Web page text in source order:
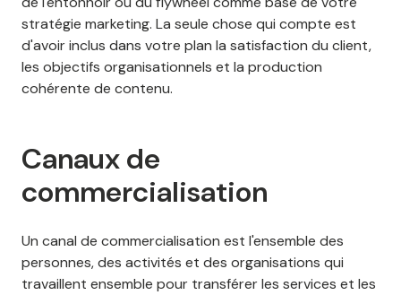
stratégie marketing. La seule chose qui compte est
d'avoir inclus dans votre plan la satisfaction du client,
les objectifs organisationnels et la production
cohérente de contenu.
Canaux de
commercialisation
Un canal de commercialisation est l'ensemble des
personnes, des activités et des organisations qui
travaillent ensemble pour transférer les services et les